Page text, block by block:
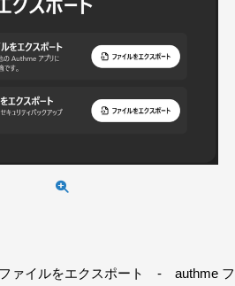
ァイルをエクスポート - authme フ